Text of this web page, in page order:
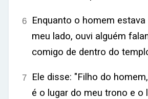
6 Enquanto o homem estava
meu lado, ouvi alguém
comigo de dentro do
7 Ele disse: "Filho do
é o lugar do meu trono e o